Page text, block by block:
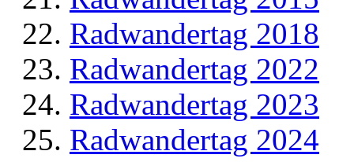
Radwandertag 2018
Radwandertag 2022
Radwandertag 2023
Radwandertag 2024